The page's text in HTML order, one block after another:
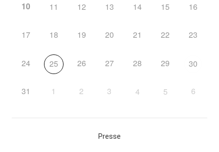
10 11 12 13 14 15 16
17 18 19 20 21 22 23
24 25 26 27 28 29 30
31 1 2 3 4 5 6
Presse